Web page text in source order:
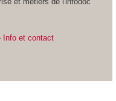
Info et contact